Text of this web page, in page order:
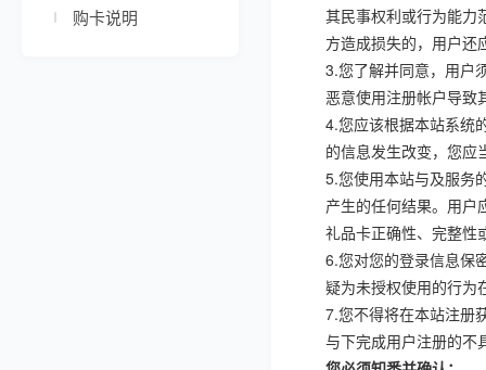
购卡说明
其民事权利或行为能力
方造成损失的，用户还
3.您了解并同意，用户
恶意使用注册帐户导致
4.您应该根据本站系统
的信息发生改变，您应
5.您使用本站与及服务
产生的任何结果。用户
礼品卡正确性、完整性
6.您对您的登录信息保
疑为未授权使用的行为
7.您不得将在本站注册
与下完成用户注册的不